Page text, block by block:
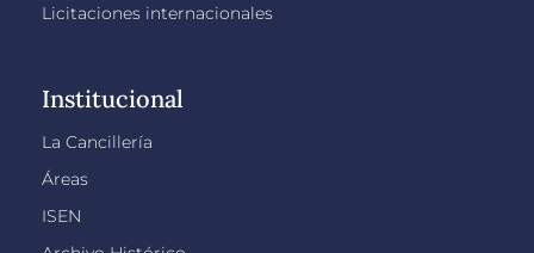
Licitaciones internacionales
Institucional
La Cancillería
Áreas
ISEN